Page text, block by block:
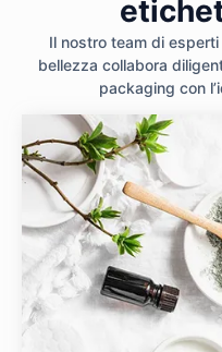
Il nostro team di
bellezza collabora
packaging con